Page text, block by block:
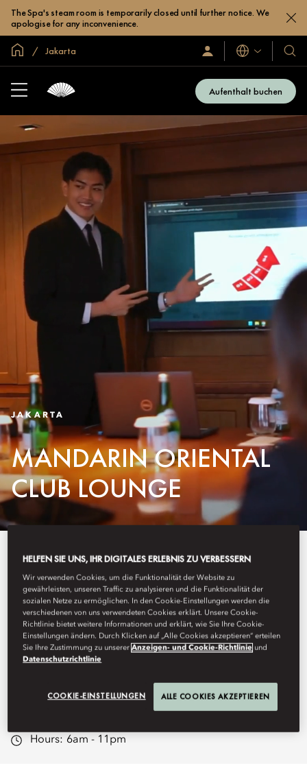
The Spa's steam room is temporarily closed until further notice. We
apologise for any inconvenience.
In der Welt zu Hause
Jakarta
Anmelden/Jetzt
beitreten
Sprachen
und
Aufenthalt buchen
JAKARTA
MANDARIN ORIENTAL
CLUB LOUNGE
Mandarin Oriental Club Lounge
is an exclusive retreat offering
personalized services, a private
boardroom, and curated dining
with stunning city views.
mojkt-club@mohg.com
Hours: 6am - 11pm
HELFEN SIE UNS, IHR DIGITALES ERLEBNIS ZU VERBESSERN
Wir verwenden Cookies, um die Funktionalität der Website zu
gewährleisten, unseren Traffic zu analysieren und die Funktionalität der
sozialen Netze zu ermöglichen. In den Cookie-Einstellungen werden die
verschiedenen von uns verwendeten Cookies erklärt. Unsere Cookie-
Richtlinie bietet weitere Informationen und erklärt, wie Sie Ihre Cookie-
Einstellungen ändern. Durch Klicken auf „Alle Cookies akzeptieren“ erteilen
Sie Ihre Zustimmung zu unsererAnzeigen- und Cookie-Richtlinie und
Datenschutzrichtlinie
COOKIE-EINSTELLUNGEN ALLE COOKIES AKZEPTIEREN